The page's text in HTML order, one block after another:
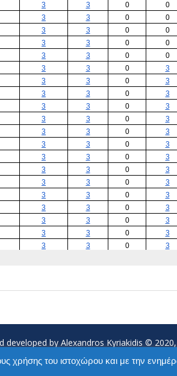
developed by Alexandros Kyriakidis ©
Proudly powered by WordPress
χρήσης του ιστοχώρου και με την